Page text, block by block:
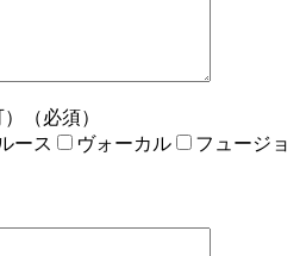
（必須）
ース ヴォーカル
フュージョ